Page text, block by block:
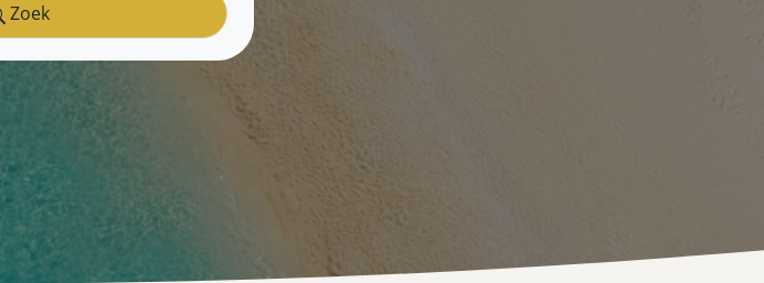
Zoek